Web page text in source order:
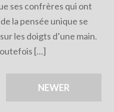
ses confrères qui ont
la pensée unique se
les doigts d’une main.
[…]
NEWER